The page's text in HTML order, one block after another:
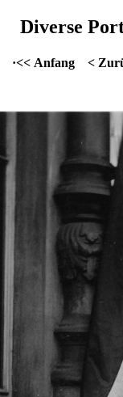
Diverse
·<< Anfang <